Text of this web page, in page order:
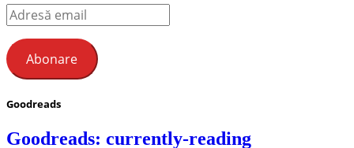
Adresă
email
Abonare
Goodreads
Goodreads: currently-reading